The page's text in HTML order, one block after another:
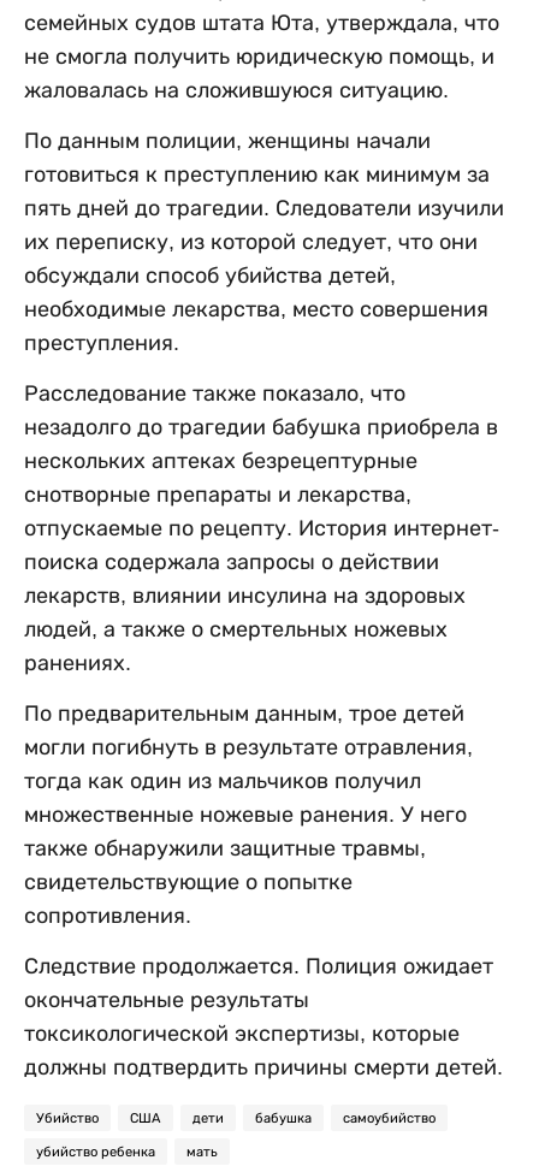
семейных судов штата Юта, утверждала, что
не смогла получить юридическую помощь, и
жаловалась на сложившуюся ситуацию.
По данным полиции, женщины начали
готовиться к преступлению как минимум за
пять дней до трагедии. Следователи изучили
их переписку, из которой следует, что они
обсуждали способ убийства детей,
необходимые лекарства, место совершения
преступления.
Расследование также показало, что
незадолго до трагедии бабушка приобрела в
нескольких аптеках безрецептурные
снотворные препараты и лекарства,
отпускаемые по рецепту. История интернет-
поиска содержала запросы о действии
лекарств, влиянии инсулина на здоровых
людей, а также о смертельных ножевых
ранениях.
По предварительным данным, трое детей
могли погибнуть в результате отравления,
тогда как один из мальчиков получил
множественные ножевые ранения. У него
также обнаружили защитные травмы,
свидетельствующие о попытке
сопротивления.
Следствие продолжается. Полиция ожидает
окончательные результаты
токсикологической экспертизы, которые
должны подтвердить причины смерти детей.
Убийство США дети бабушка самоубийство
убийство ребенка мать